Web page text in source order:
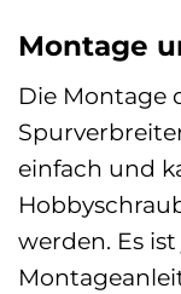
Montage
Die Montage
einfach und
werden. Es